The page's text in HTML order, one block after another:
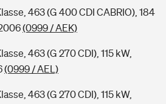
463 (G 400 CDI CABRIO), 184
(0999 / AEK)
463 (G 270 CDI), 115 kW,
(0999 / AEL)
463 (G 270 CDI), 115 kW,